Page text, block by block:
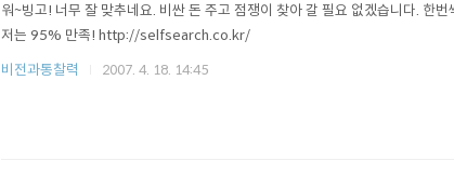
워~빙고! 너무 잘 맞추네요. 비싼 돈 주고 점쟁이 찾아 갈 필요 없겠습니다. 한
저는 95% 만족! http://selfsearch.co.kr/
비전과통찰력
2007. 4. 18. 14:45